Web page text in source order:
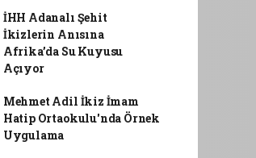
İHH Adanalı Şehit
İkizlerin Anısına
Afrika’da Su Kuyusu
Açıyor
Mehmet Adil İkiz İmam
Hatip Ortaokulu'nda Örnek
Uygulama